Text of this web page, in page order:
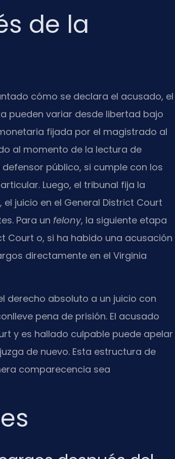
de la
cómo se declara el acusado, el
pueden variar desde libertad bajo
fijada por el magistrado al
al momento de la lectura de
público, si cumple con los
Luego, el tribunal fija la
, el juicio en el General District Court
Para un felony, la siguiente etapa
Court o, si ha habido una acusación
directamente en el Virginia
derecho absoluto a un juicio con
pena de prisión. El acusado
y es hallado culpable puede apelar
de nuevo. Esta estructura de
comparecencia sea